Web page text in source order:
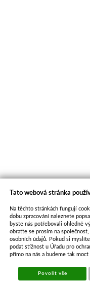
e-shop Sun-shop 2.12
Tato webová stránka
Na těchto stránkách fungují
dobu zpracování naleznete
byste nás potřebovali ohledně
obraťte se prosím na
osobních údajů. Pokud si
podat stížnost u Úřadu pro
přímo na nás a budeme tak
Povolit vše